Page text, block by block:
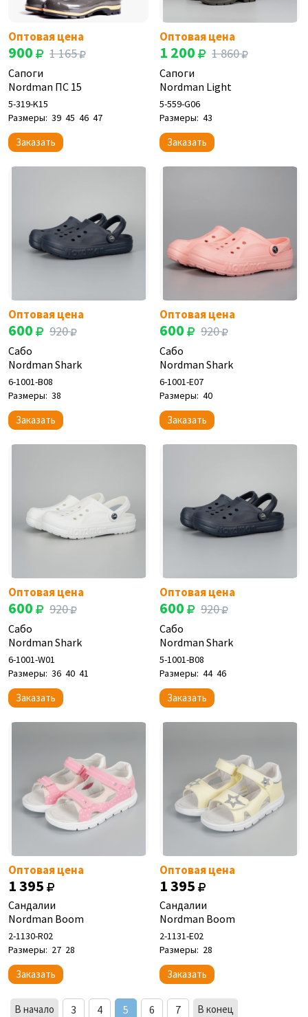
Оптовая цена
900 1 165
Сапоги
Nordman ПС 15
5-319-K15
Размеры: 39 45 46 47
Заказать
Оптовая цена
1 200 1 860
Сапоги
Nordman Light
5-559-G06
Размеры: 43
Заказать
Оптовая цена
600 920
Сабо
Nordman Shark
6-1001-B08
Размеры: 38
Заказать
Оптовая цена
600 920
Сабо
Nordman Shark
6-1001-E07
Размеры: 40
Заказать
Оптовая цена
600 920
Сабо
Nordman Shark
6-1001-W01
Размеры: 36 40 41
Заказать
Оптовая цена
600 920
Сабо
Nordman Shark
5-1001-B08
Размеры: 44 46
Заказать
Оптовая цена
1 395
Сандалии
Nordman Boom
2-1130-R02
Размеры: 27 28
Заказать
Оптовая цена
1 395
Сандалии
Nordman Boom
2-1131-E02
Размеры: 28
Заказать
В начало 3 4 5 6 7 В конец